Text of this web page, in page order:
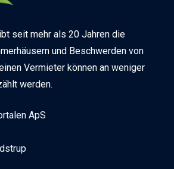
seit mehr als 20 Jahren die
und Beschwerden von
Vermieter können an weniger
werden.
ApS